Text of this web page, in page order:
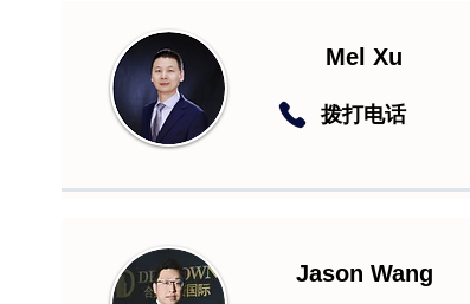
Mel Xu
​拨打电话
Jason Wang